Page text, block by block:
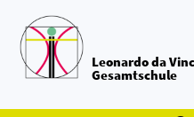
Leonardo da
Gesamtschule